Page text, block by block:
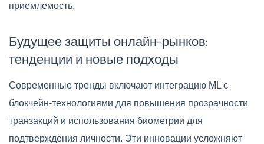
приемлемость.
Будущее защиты онлайн-рынков:
тенденции и новые подходы
Современные тренды включают интеграцию ML с
блокчейн-технологиями для повышения прозрачности
транзакций и использования биометрии для
подтверждения личности. Эти инновации усложняют